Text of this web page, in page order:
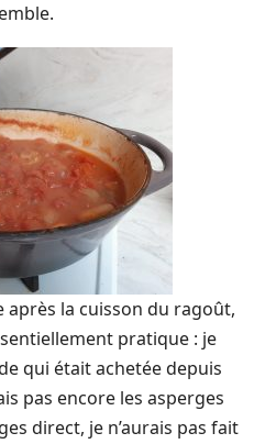
après la cuisson du ragoût,
pratique : je
qui était achetée depuis
pas encore les asperges
direct, je n’aurais pas fait